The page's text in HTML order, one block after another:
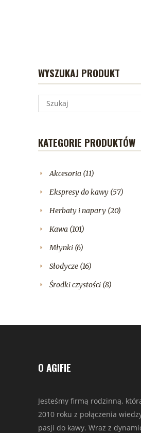
WYSZUKAJ PRODUKT
KATEGORIE PRODUKTÓW
Akcesoria (11)
Ekspresy do kawy (57)
Herbaty i napary (20)
Kawa (101)
Młynki (6)
Słodycze (16)
Środki czystości (8)
O AGIFIE
Jesteśmy firmą rodzinną,
2010 roku z połączenia
pasji do kawy. Wraz z